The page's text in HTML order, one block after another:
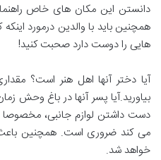
دانستن این مکان های خاص
همچنین باید با والدین درمورد
هایی را دوست دارد صحبت کنید!
آیا دختر آنها اهل هنر است؟
بیاورید.آیا پسر آنها در باغ وحش
دست داشتن لوازم جانبی،
می کند ضروری است. همچنین باعث
خواهد شد.